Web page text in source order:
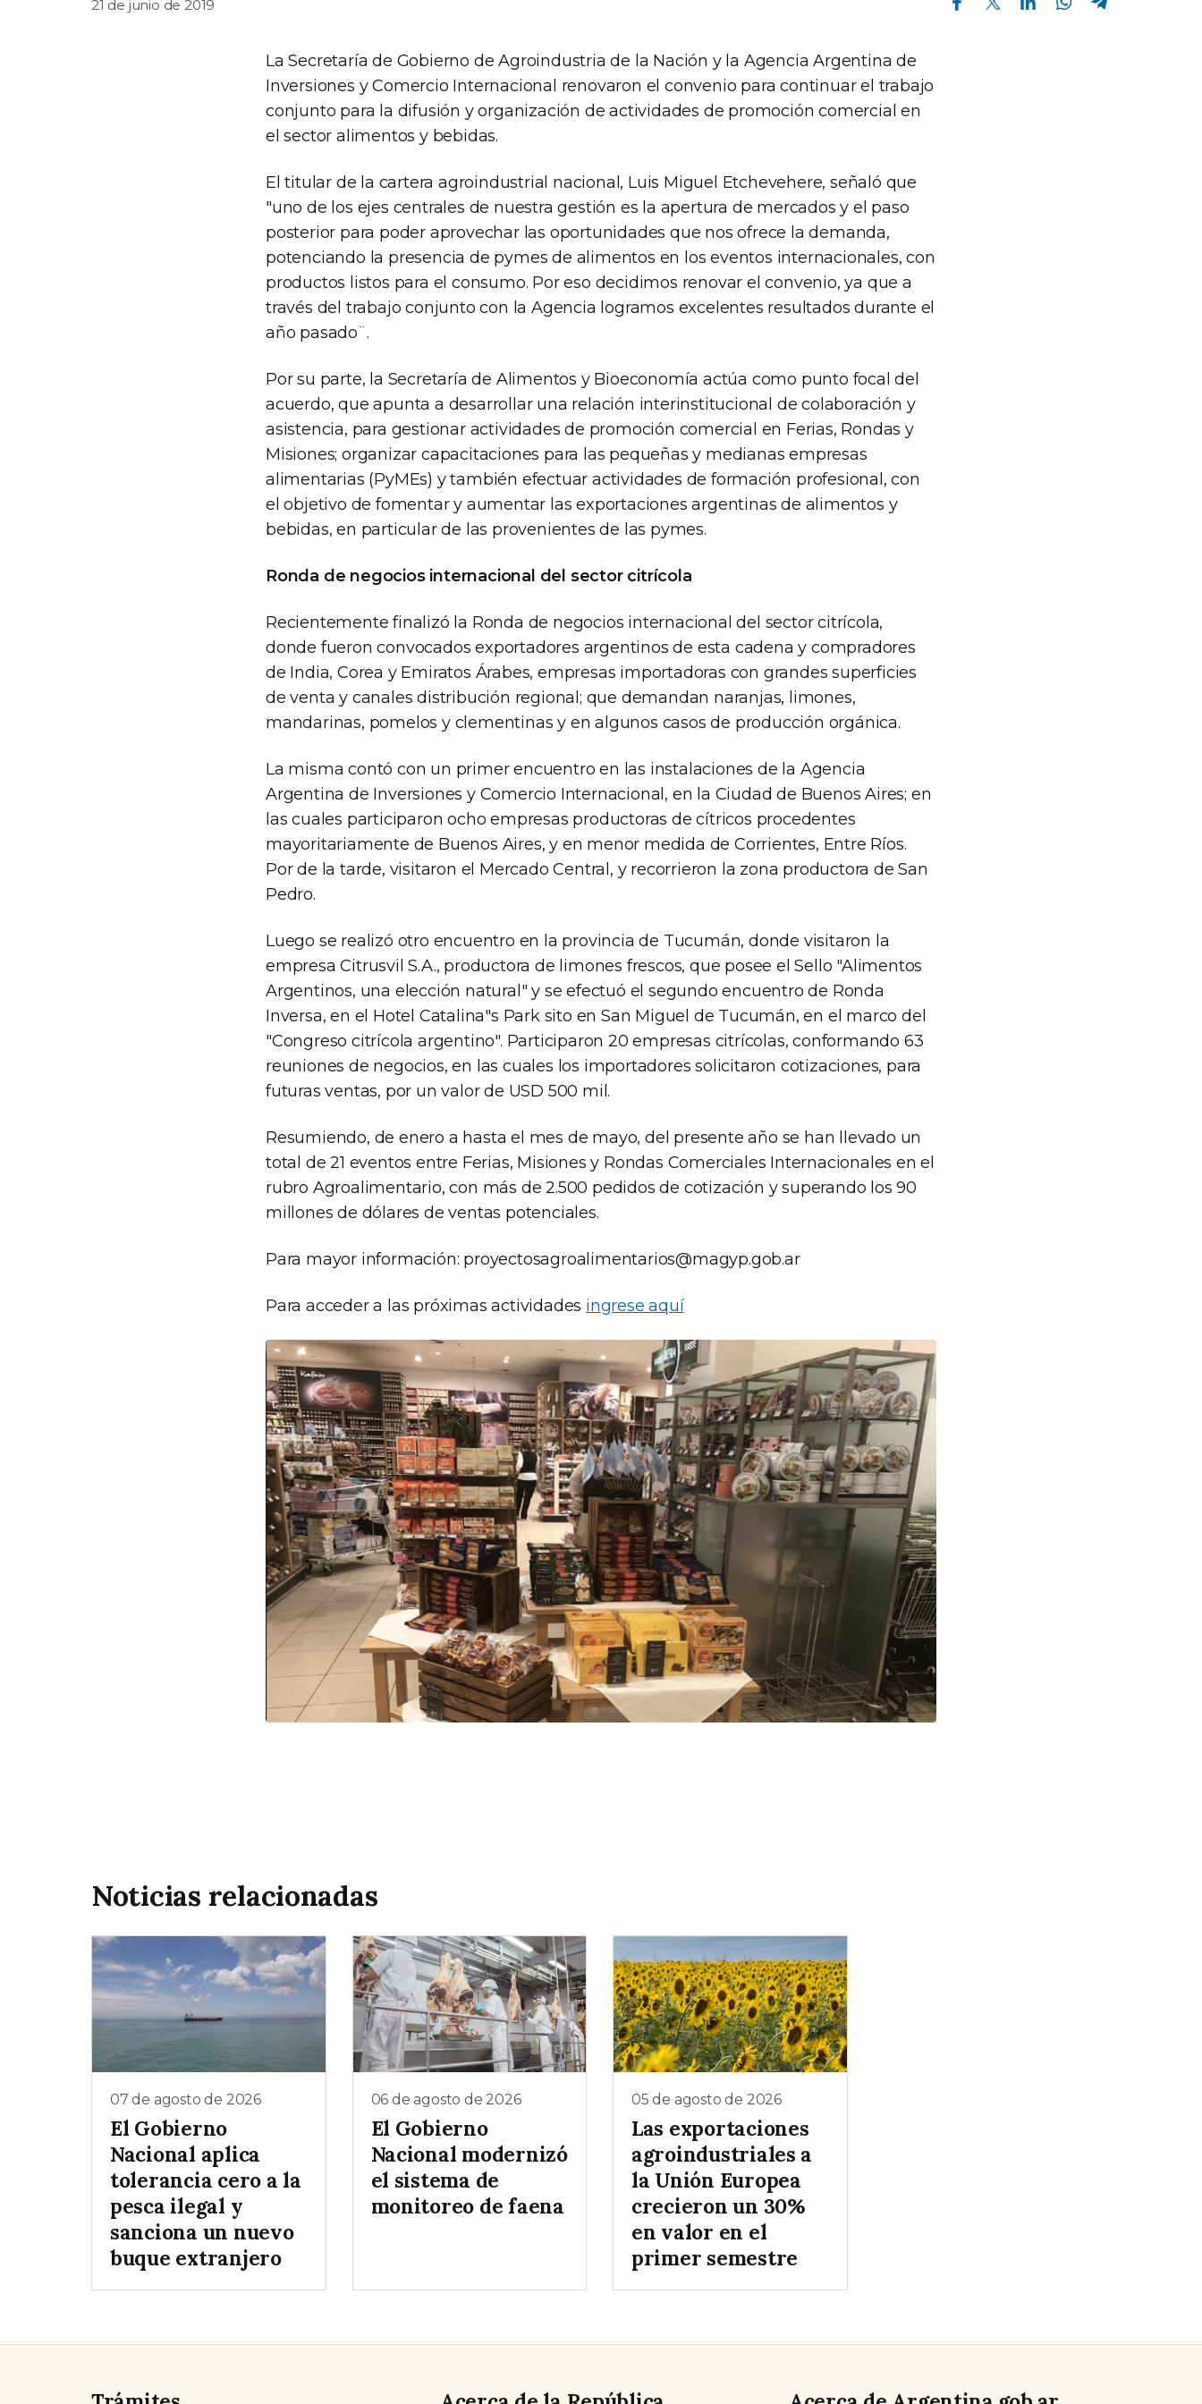
21 de junio de 2019
La Secretaría de Gobierno de Agroindustria de la Nación y la Agencia Argentina de
Inversiones y Comercio Internacional renovaron el convenio para continuar el trabajo
conjunto para la difusión y organización de actividades de promoción comercial en
el sector alimentos y bebidas.
El titular de la cartera agroindustrial nacional, Luis Miguel Etchevehere, señaló que
"uno de los ejes centrales de nuestra gestión es la apertura de mercados y el paso
posterior para poder aprovechar las oportunidades que nos ofrece la demanda,
potenciando la presencia de pymes de alimentos en los eventos internacionales, con
productos listos para el consumo. Por eso decidimos renovar el convenio, ya que a
través del trabajo conjunto con la Agencia logramos excelentes resultados durante el
año pasado¨.
Por su parte, la Secretaría de Alimentos y Bioeconomía actúa como punto focal del
acuerdo, que apunta a desarrollar una relación interinstitucional de colaboración y
asistencia, para gestionar actividades de promoción comercial en Ferias, Rondas y
Misiones; organizar capacitaciones para las pequeñas y medianas empresas
alimentarias (PyMEs) y también efectuar actividades de formación profesional, con
el objetivo de fomentar y aumentar las exportaciones argentinas de alimentos y
bebidas, en particular de las provenientes de las pymes.
Ronda de negocios internacional del sector citrícola
Recientemente finalizó la Ronda de negocios internacional del sector citrícola,
donde fueron convocados exportadores argentinos de esta cadena y compradores
de India, Corea y Emiratos Árabes, empresas importadoras con grandes superficies
de venta y canales distribución regional; que demandan naranjas, limones,
mandarinas, pomelos y clementinas y en algunos casos de producción orgánica.
La misma contó con un primer encuentro en las instalaciones de la Agencia
Argentina de Inversiones y Comercio Internacional, en la Ciudad de Buenos Aires; en
las cuales participaron ocho empresas productoras de cítricos procedentes
mayoritariamente de Buenos Aires, y en menor medida de Corrientes, Entre Ríos.
Por de la tarde, visitaron el Mercado Central, y recorrieron la zona productora de San
Pedro.
Luego se realizó otro encuentro en la provincia de Tucumán, donde visitaron la
empresa Citrusvil S.A., productora de limones frescos, que posee el Sello "Alimentos
Argentinos, una elección natural" y se efectuó el segundo encuentro de Ronda
Inversa, en el Hotel Catalina"s Park sito en San Miguel de Tucumán, en el marco del
"Congreso citrícola argentino". Participaron 20 empresas citrícolas, conformando 63
reuniones de negocios, en las cuales los importadores solicitaron cotizaciones, para
futuras ventas, por un valor de USD 500 mil.
Resumiendo, de enero a hasta el mes de mayo, del presente año se han llevado un
total de 21 eventos entre Ferias, Misiones y Rondas Comerciales Internacionales en el
rubro Agroalimentario, con más de 2.500 pedidos de cotización y superando los 90
millones de dólares de ventas potenciales.
Para mayor información: proyectosagroalimentarios@magyp.gob.ar
Para acceder a las próximas actividades ingrese aquí
Noticias relacionadas
07 de agosto de 2026
El Gobierno
Nacional aplica
tolerancia cero a la
pesca ilegal y
sanciona un nuevo
buque extranjero
06 de agosto de 2026
El Gobierno
Nacional modernizó
el sistema de
monitoreo de faena
05 de agosto de 2026
Las exportaciones
agroindustriales a
la Unión Europea
crecieron un 30%
en valor en el
primer semestre